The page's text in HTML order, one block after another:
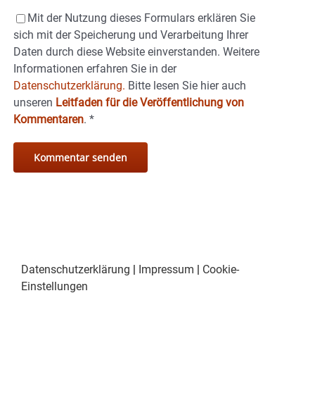
Mit der Nutzung dieses Formulars erklären Sie
sich mit der Speicherung und Verarbeitung Ihrer
Daten durch diese Website einverstanden. Weitere
Informationen erfahren Sie in der
Datenschutzerklärung. Bitte lesen Sie hier auch
unseren Leitfaden für die Veröffentlichung von
Kommentaren. *
Datenschutzerklärung Impressum
Cookie-
Einstellungen